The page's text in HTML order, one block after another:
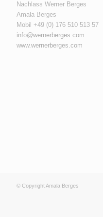
Nachlass Werner Berges
Amala Berges
Mobil +49 (0‭) 176 510 513 57‬
info@wernerberges.com
www.wernerberges.com
© Copyright Amala Berges